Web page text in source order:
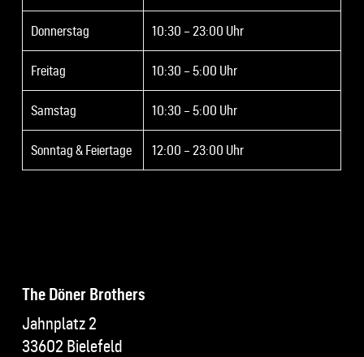
Donnerstag 10:30 – 23:00 Uhr
Freitag 10:30 – 5:00 Uhr
Samstag 10:30 – 5:00 Uhr
Sonntag & Feiertage 12:00 – 23:00 Uhr
The Döner Brothers
Jahnplatz 2
33602 Bielefeld